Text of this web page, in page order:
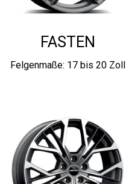
FASTEN
Felgenmaße: 17 bis 20 Zoll